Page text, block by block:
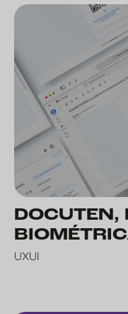
DOCUTEN,
UXUI